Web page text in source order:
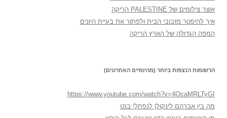
אוצר צילומים של PALESTINE הריקה
איך להיפטר מזבובי הבית ולפתור את בעיית היונים
המפה הגדולה של הארץ הריקה
הרשומות הנצפות ביותר (מהיומיים האחרונים)
https://www.youtube.com/watch?v=4OcaMRLTyGI
מה בין אברהם לינקולן לנפתלי בנט